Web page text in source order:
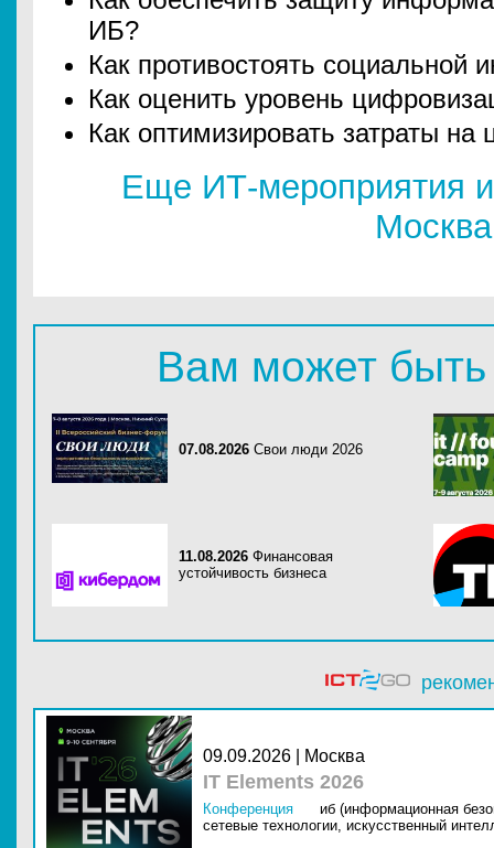
ИБ?
Как противостоять социальной
Как оценить уровень
Как оптимизировать затраты
Еще ИТ-мероприятия
Москва
Вам может быть
07.08.2026 Свои люди 2026
11.08.2026 Финансовая
устойчивость бизнеса
09.09.2026 | Москва
IT Elements 2026
Конференция
иб (информационная
сетевые технологии, искусственный